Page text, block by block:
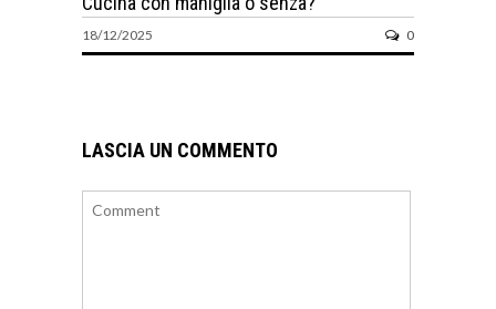
18/12/2025 0
LASCIA UN COMMENTO